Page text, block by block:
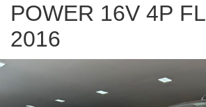
POWER 16V 4P
2016